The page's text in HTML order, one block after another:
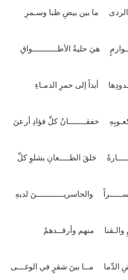
ما بين بيضِ ظبا وسـمرِ
هيَ حليةُ الأطــــــــــواقِ
أبداً إلى حمرِ الدمـاءِ
خفقـــــــانُ كلِّ فؤادِ أرعنَ
حَلقَ الطــــعانِ بشلوِ كلِّ
والحاسريـــــــــــنَ لديهِ
منهم وأرقــدهمْ
مــا بينَ شقرٍ في الوغـــى